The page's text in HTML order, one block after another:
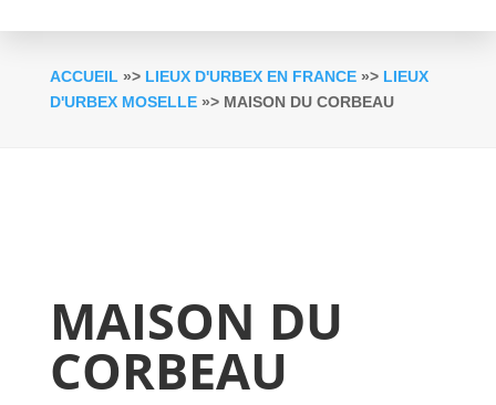
ACCUEIL »> LIEUX D'URBEX EN FRANCE»> LIEUX
D'URBEX MOSELLE»> MAISON DU CORBEAU
MAISON DU
CORBEAU